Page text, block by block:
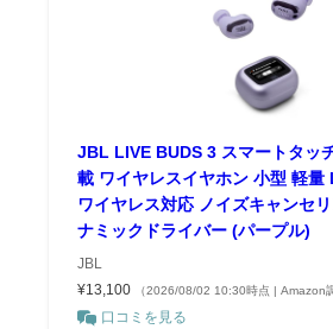
JBL LIVE BUDS 3 スマートタッ
載 ワイヤレスイヤホン 小型 軽量
ワイヤレス対応 ノイズキャンセ
ナミックドライバー (パープル)
JBL
¥13,100
（2026/08/02 10:30時点 | Amazon
口コミを見る